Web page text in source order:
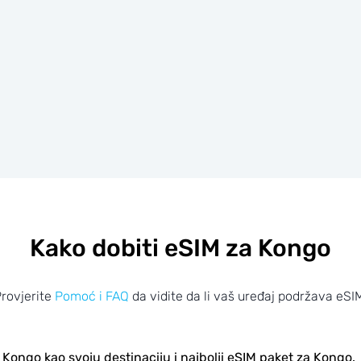
Kako dobiti eSIM za Kongo
Pomoć i FAQ da vidite da li vaš uređaj podržava
kao svoju destinaciju i najbolji eSIM paket za Kongo.